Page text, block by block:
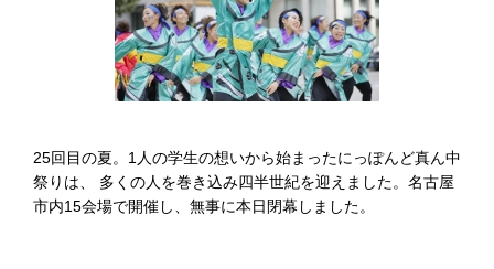
25回目の夏。1人の学生の想いから始まったにっぽんど真ん中
祭りは、 多くの人を巻き込み四半世紀を迎えました。名古屋
市内15会場で開催し、無事に本日閉幕しました。